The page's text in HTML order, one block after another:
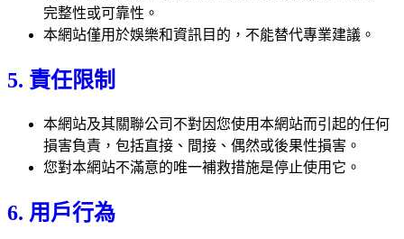
完整性或可靠性。
本網站僅用於娛樂和資訊目的，不能替代專業建議。
5. 責任限制
本網站及其關聯公司不對因您使用本網站而引起的任何
損害負責，包括直接、間接、偶然或後果性損害。
您對本網站不滿意的唯一補救措施是停止使用它。
6. 用戶行為